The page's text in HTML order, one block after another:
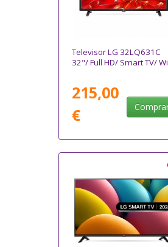
Televisor LG 32LQ631C
32"/ Full HD/ Smart TV/
215,00
€